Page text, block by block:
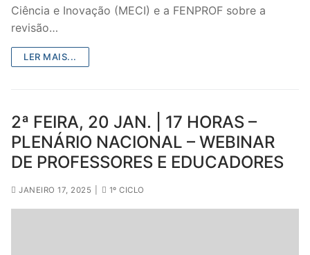
Ciência e Inovação (MECI) e a FENPROF sobre a
revisão…
LER MAIS...
2ª FEIRA, 20 JAN. | 17 HORAS –
PLENÁRIO NACIONAL – WEBINAR
DE PROFESSORES E EDUCADORES
JANEIRO 17, 2025 1º CICLO